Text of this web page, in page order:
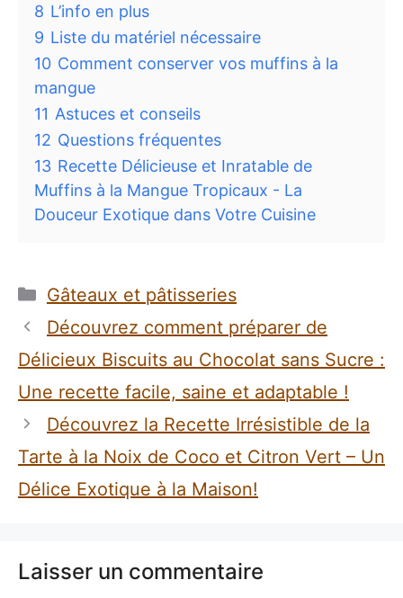
8 L’info en plus
9 Liste du matériel nécessaire
10 Comment conserver vos muffins à la
mangue
11 Astuces et conseils
12 Questions fréquentes
13 Recette Délicieuse et Inratable de
Muffins à la Mangue Tropicaux - La
Douceur Exotique dans Votre Cuisine
Catégories
Gâteaux et pâtisseries
Découvrez comment préparer de
Délicieux Biscuits au Chocolat sans Sucre :
Une recette facile, saine et adaptable !
Découvrez la Recette Irrésistible de la
Tarte à la Noix de Coco et Citron Vert – Un
Délice Exotique à la Maison!
Laisser un commentaire